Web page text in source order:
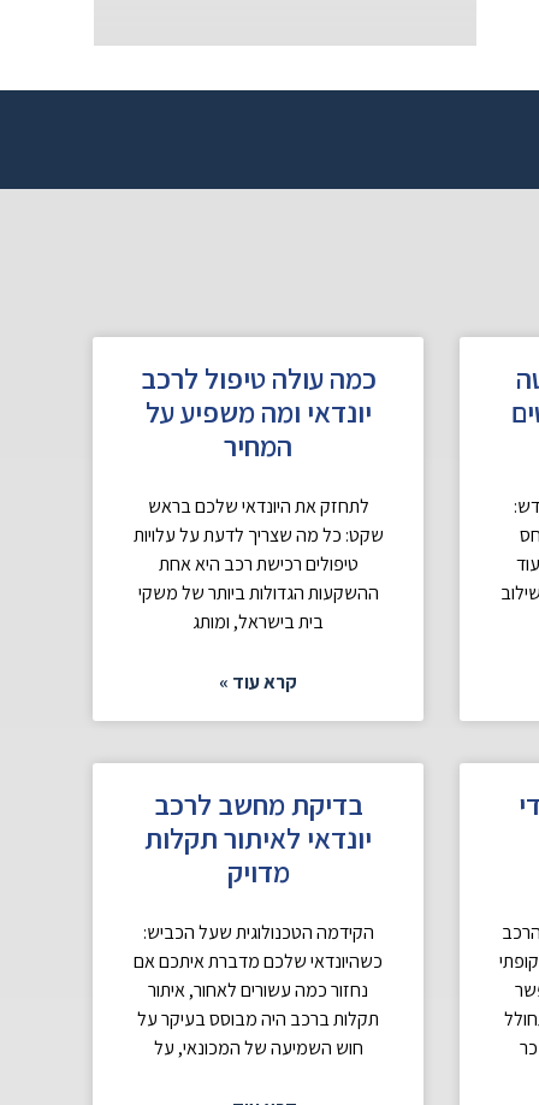
כמה עולה טיפול לרכב
יונדאי ומה משפיע על
המחיר
לתחזק את היונדאי שלכם בראש
שקט: כל מה שצריך לדעת על עלויות
טיפולים רכישת רכב היא אחת
ההשקעות הגדולות ביותר של משקי
בית בישראל, ומותג
קרא עוד »
בדיקת מחשב לרכב
יונדאי לאיתור תקלות
מדויק
הקידמה הטכנולוגית שעל הכביש:
כשהיונדאי שלכם מדברת איתכם אם
נחזור כמה עשורים לאחור, איתור
תקלות ברכב היה מבוסס בעיקר על
חוש השמיעה של המכונאי, על